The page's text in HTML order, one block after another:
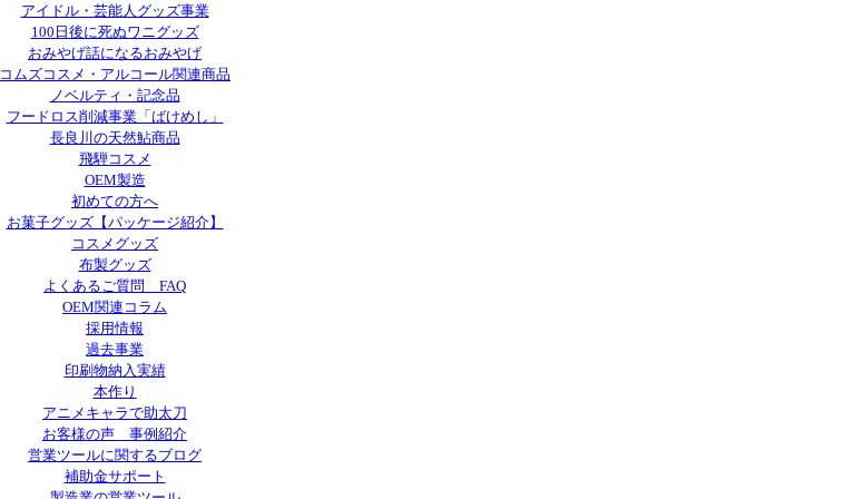
アイドル・芸能人グッズ事業
100日後に死ぬワニグッズ
おみやげ話になるおみやげ
コムズコスメ・アルコール関連商品
ノベルティ・記念品
フードロス削減事業「ばけめし」
長良川の天然鮎商品
飛騨コスメ
OEM製造
初めての方へ
お菓子グッズ【パッケージ紹介】
コスメグッズ
布製グッズ
よくあるご質問 FAQ
OEM関連コラム
採用情報
過去事業
印刷物納入実績
本作り
アニメキャラで助太刀
お客様の声 事例紹介
営業ツールに関するブログ
補助金サポート